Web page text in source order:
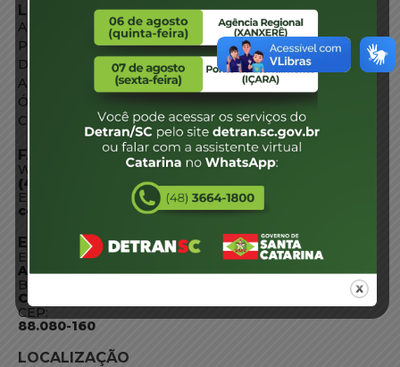
LINKS EXTERNOS
Agência de Notícias
Portal de Serviços
Diário Oficial
Acesso à Informação
Órgãos do Governo
Conheça SC
FALE CONOSCO
WhatsApp:
(48) 3664-1800
E-mail:
centraldeinformacoes@detran.sc.gov.br
ENDEREÇO
Endereço:
Av. Almirante Tamandaré - 480
Bairro:
Coqueiros, Florianópolis SC
CEP:
88.080-160
LOCALIZAÇÃO